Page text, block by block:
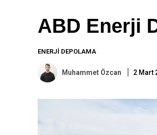
ABD Enerji
ENERJI DEPOLAMA
Muhammet Özcan 2 Mart